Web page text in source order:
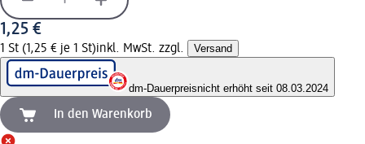
1,25 €
1 St (1,25 € je 1 St)inkl. MwSt. zzgl. Versand
dm-Dauerpreisnicht erhöht seit 08.03.2024
In den Warenkorb